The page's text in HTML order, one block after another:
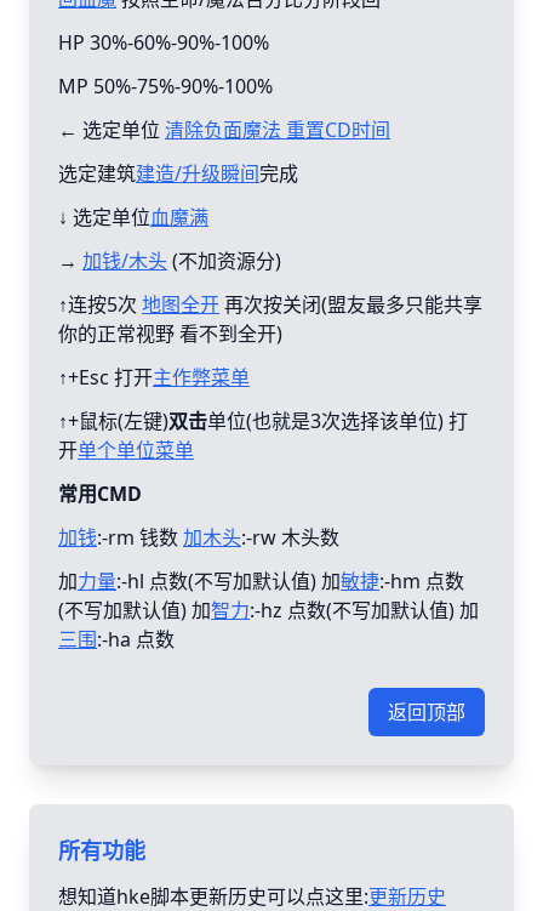
HP 30%-60%-90%-100%
MP 50%-75%-90%-100%
← 选定单位 清除负面魔法 重置CD时间
选定建筑建造/升级瞬间完成
↓ 选定单位血魔满
→ 加钱/木头(不加资源分)
↑连按5次 地图全开再次按关闭(盟友最多只能共享
你的正常视野 看不到全开)
↑+Esc 打开主作弊菜单
↑+鼠标(左键)双击单位(也就是3次选择该单位) 打
开单个单位菜单
常用CMD
加钱:-rm 钱数加木头:-rw 木头数
加力量:-hl 点数(不写加默认值) 加敏捷:-hm 点数
(不写加默认值) 加智力:-hz 点数(不写加默认值) 加
三围:-ha 点数
返回顶部
所有功能
想知道hke脚本更新历史可以点这里:更新历史